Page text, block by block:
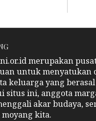
merupakan
untuk menyatukan
keluarga yang
situs ini, anggota
akar budaya,
kita.